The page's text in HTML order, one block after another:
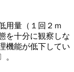
用量（１回２ｍ
を十分に観察しな
機能が低下してい
。